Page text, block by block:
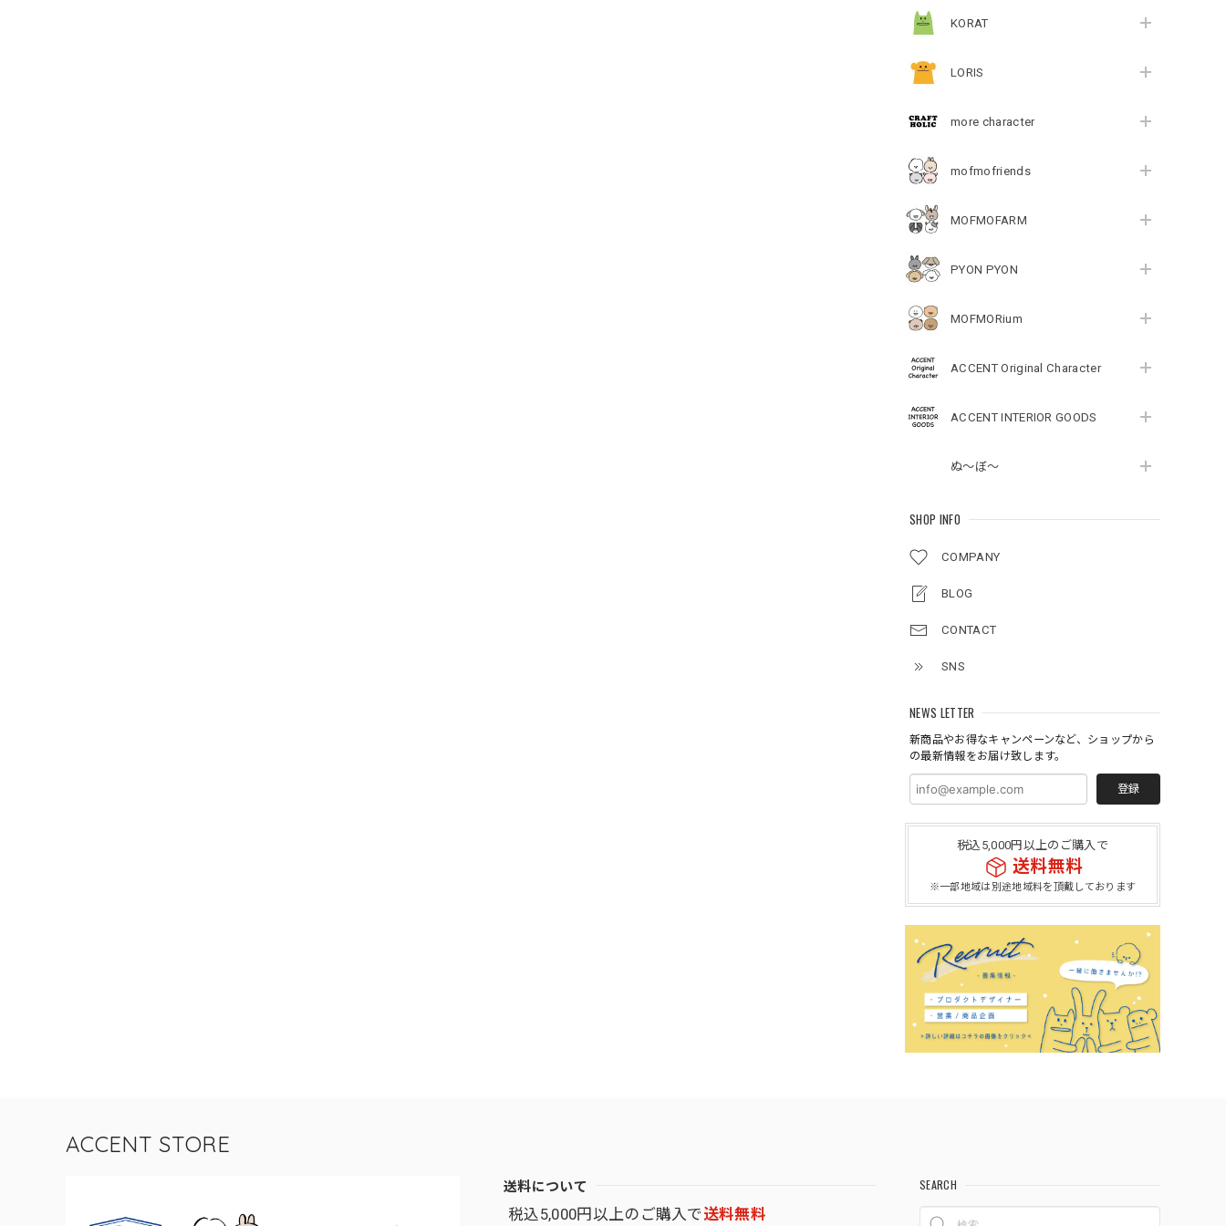
KORAT
LORIS
more character
mofmofriends
MOFMOFARM
PYON PYON
MOFMORium
ACCENT Original Character
ACCENT INTERIOR GOODS
ぬ～ぼ～
SHOP INFO
COMPANY
BLOG
CONTACT
SNS
NEWS LETTER
新商品やお得なキャンペーンなど、ショップから
の最新情報をお届け致します。
登録
税込5,000円以上のご購入で
送料無料
※一部地域は別途地域料を頂戴しております
ACCENT STORE
送料について
税込5,000円以上のご購入で送料無料
SEARCH